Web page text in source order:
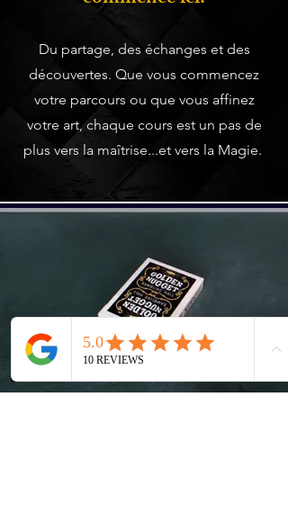
Du partage, des échanges et des
découvertes. Que vous commencez
votre parcours ou que vous affinez
votre art, chaque cours est un pas de
plus vers la maîtrise...et vers la Magie.